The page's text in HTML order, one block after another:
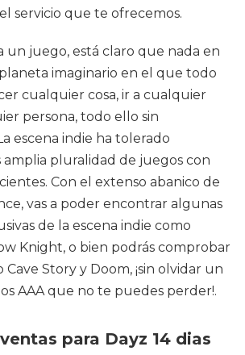
servicio que te ofrecemos.
un juego, está claro que nada en
imaginario en el que todo
cualquier cosa, ir a cualquier
persona, todo ello sin
escena indie ha tolerado
pluralidad de juegos con
Con el extenso abanico de
vas a poder encontrar algunas
de la escena indie como
Knight, o bien podrás comprobar
Cave Story y Doom, ¡sin olvidar un
AAA que no te puedes perder!.
para Dayz 14 dias